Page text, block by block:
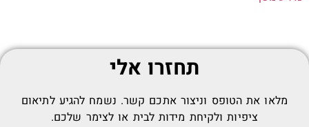
תחזרו אלי
מלאו את הטופס וניצור אתכם קשר. נשמח להגיע לתיאום
ציפיות ולקיחת מידות לבית או לצימר שלכם.